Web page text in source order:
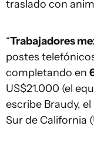
traslado con
“Trabajadores
postes
completando en
US$21.000 (el
escribe Braudy,
Sur de California